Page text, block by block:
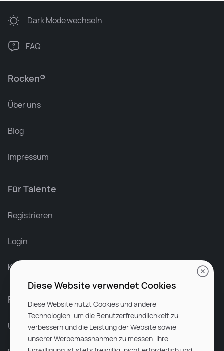
Rocken®
Über uns
Blog
Impressum
Für Talente
Registrieren
Login
Karriere bei Rocken
Für Unternehmen
Unsere Dienstleistungen
Dark Modewechseln
FAQ
Diese Website verwendet Cookies
Diese Website nutzt Cookies und andere
Technologien, um die Benutzerfreundlichkeit zu
verbessern und die Leistung der Website sowie
unserer Werbemassnahmen zu messen. Ihre